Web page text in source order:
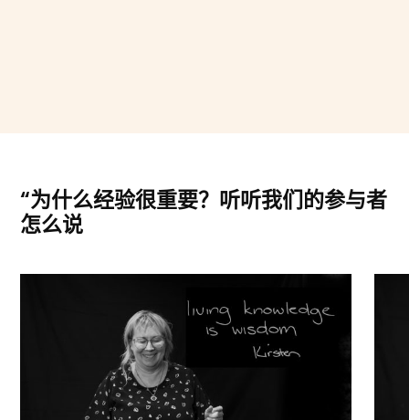
“为什么经验很重要？听听我们的参与者
怎么说